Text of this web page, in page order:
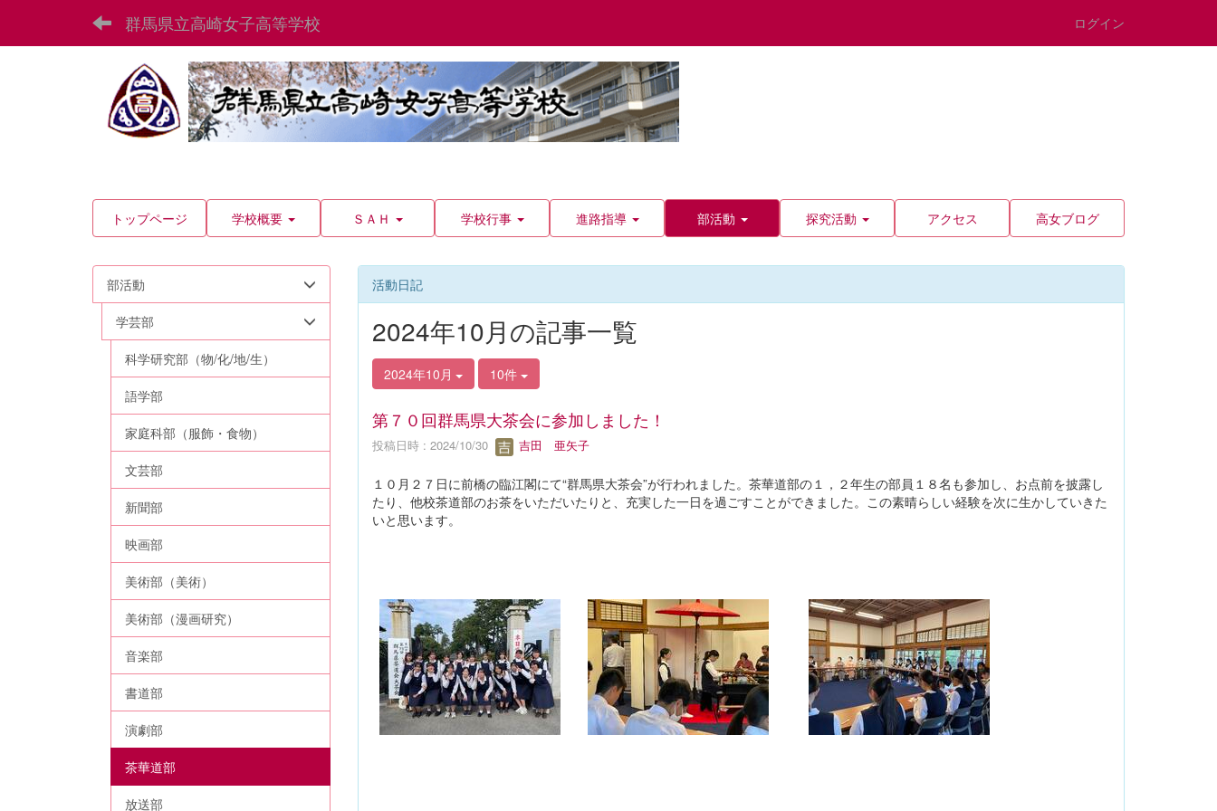
群馬県立高崎女子高等学校 ログイン
トップページ 学校概要 ＳＡＨ 学校行事 進路指導 部活動 探究活動 アクセス 高女ブログ
活動日記
2024年10月の記事一覧
2024年10月 10件
第７０回群馬県大茶会に参加しました！
投稿日時 : 2024/10/30 吉田 亜矢子
１０月２７日に前橋の臨江閣にて“群馬県大茶会”が行われました。茶華道部の１，２年生の部員１８名も参加し、お点前を披露し
たり、他校茶道部のお茶をいただいたりと、充実した一日を過ごすことができました。この素晴らしい経験を次に生かしていきた
いと思います。
部活動
学芸部
科学研究部（物/化/地/生）
語学部
家庭科部（服飾・食物）
文芸部
新聞部
映画部
美術部（美術）
美術部（漫画研究）
音楽部
書道部
演劇部
茶華道部
放送部